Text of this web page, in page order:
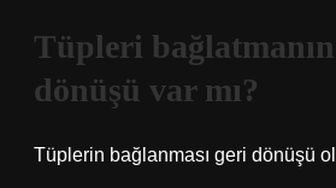
Tüpleri
dönüşü var mı?
Tüplerin bağlanması geri dönüşü